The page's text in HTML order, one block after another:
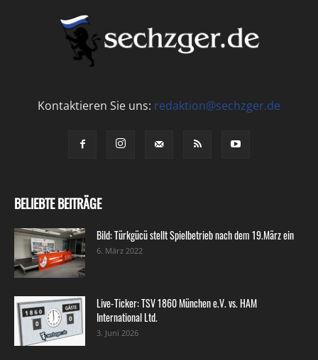
Kontaktieren Sie uns: redaktion@sechzger.de
BELIEBTE BEITRÄGE
Bild: Türkgücü stellt Spielbetrieb nach dem 19.März ein
6. März 2022
Live-Ticker: TSV 1860 München e.V. vs. HAM
International Ltd.
3. Juni 2026